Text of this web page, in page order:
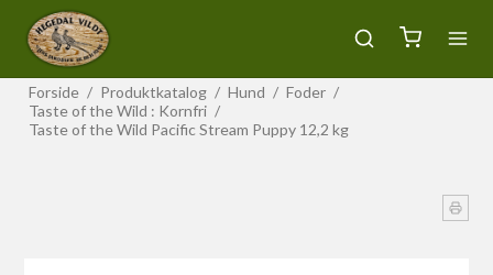
Forside / Produktkatalog / Hund / Foder /
Taste of the Wild : Kornfri /
Taste of the Wild Pacific Stream Puppy 12,2 kg